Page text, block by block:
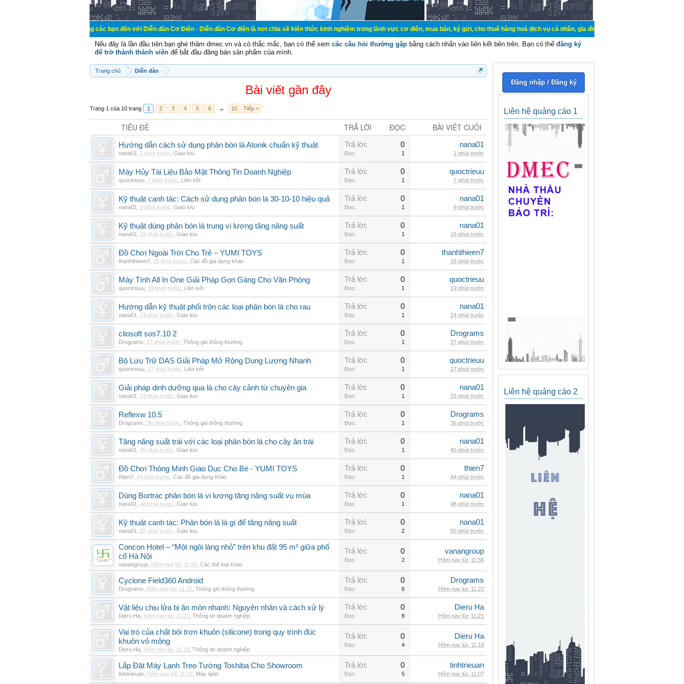
Chào mừng các bạn đến với Diễn đàn Cơ Điện - Diễn đàn Cơ điện là nơi chia sẽ kiến thức kinh nghiệm trong lãnh vực cơ điện, mua bán, ký gửi, cho thuê hàng hoá dịch vụ cá nhân, gia đình. Mua bán, ký gửi, cho thuê thiết
Nếu đây là lần đầu tiên bạn ghé thăm dmec.vn và có thắc mắc, bạn có thể xem các câu hỏi thường gặp bằng cách nhấn vào liên kết bên trên. Bạn có thể đăng ký
để trở thành thành viên để bắt đầu đăng bán sản phẩm của mình.
Trang chủ Diễn đàn
Bài viết gần đây
Trang 1 của 10 trang 1 2 3 4 5 6 → 10 Tiếp >
TIÊU ĐỀ TRẢ LỜI ĐỌC BÀI VIẾT CUỐI
Hướng dẫn cách sử dụng phân bón lá Atonik chuẩn kỹ thuật
nana01 1 phút trước Giao lưu
Trả lời: 0
Đọc: 1
nana01
1 phút trước
Máy Hủy Tài Liệu Bảo Mật Thông Tin Doanh Nghiệp
quoctrieuu 7 phút trước Liên kết
Trả lời: 0
Đọc: 1
quoctrieuu
7 phút trước
Kỹ thuật canh tác: Cách sử dụng phân bón lá 30-10-10 hiệu quả
nana01 9 phút trước Giao lưu
Trả lời: 0
Đọc: 1
nana01
9 phút trước
Kỹ thuật dùng phân bón lá trung vi lượng tăng năng suất
nana01 16 phút trước Giao lưu
Trả lời: 0
Đọc: 1
nana01
16 phút trước
Đồ Chơi Ngoài Trời Cho Trẻ – YUMI TOYS
thanhthieen7 18 phút trước Các đồ gia dụng khác
Trả lời: 0
Đọc: 1
thanhthieen7
18 phút trước
Máy Tính All In One Giải Pháp Gọn Gàng Cho Văn Phòng
quoctrieuu 19 phút trước Liên kết
Trả lời: 0
Đọc: 1
quoctrieuu
19 phút trước
Hướng dẫn kỹ thuật phối trộn các loại phân bón lá cho rau
nana01 24 phút trước Giao lưu
Trả lời: 0
Đọc: 1
nana01
24 phút trước
cliosoft sos7.10 2
Drograms 27 phút trước Thông gió thông thường
Trả lời: 0
Đọc: 1
Drograms
27 phút trước
Bộ Lưu Trữ DAS Giải Pháp Mở Rộng Dung Lượng Nhanh
quoctrieuu 27 phút trước Liên kết
Trả lời: 0
Đọc: 1
quoctrieuu
27 phút trước
Giải pháp dinh dưỡng qua lá cho cây cảnh từ chuyên gia
nana01 33 phút trước Giao lưu
Trả lời: 0
Đọc: 1
nana01
33 phút trước
Reflexw 10.5
Drograms 36 phút trước Thông gió thông thường
Trả lời: 0
Đọc: 1
Drograms
36 phút trước
Tăng năng suất trái với các loại phân bón lá cho cây ăn trái
nana01 40 phút trước Giao lưu
Trả lời: 0
Đọc: 1
nana01
40 phút trước
Đồ Chơi Thông Minh Giáo Dục Cho Bé - YUMI TOYS
thien7 44 phút trước Các đồ gia dụng khác
Trả lời: 0
Đọc: 1
thien7
44 phút trước
Dùng Bortrac phân bón lá vi lượng tăng năng suất vụ mùa
nana01 48 phút trước Giao lưu
Trả lời: 0
Đọc: 1
nana01
48 phút trước
Kỹ thuật canh tác: Phân bón lá là gì để tăng năng suất
nana01 55 phút trước Giao lưu
Trả lời: 0
Đọc: 2
nana01
55 phút trước
Concon Hotel – “Một ngôi làng nhỏ” trên khu đất 95 m² giữa phố
cổ Hà Nội
vanangroup Hôm nay lúc 11:56 Các thể loại khác
Trả lời: 0
Đọc: 2
vanangroup
Hôm nay lúc 11:56
Cyclone Field360 Android
Drograms Hôm nay lúc 11:22 Thông gió thông thường
Trả lời: 0
Đọc: 6
Drograms
Hôm nay lúc 11:22
Vật liệu chịu lửa bị ăn mòn nhanh: Nguyên nhân và cách xử lý
Dieru Ha Hôm nay lúc 11:21 Thông tin doanh nghiệp
Trả lời: 0
Đọc: 8
Dieru Ha
Hôm nay lúc 11:21
Vai trò của chất bôi trơn khuôn (silicone) trong quy trình đúc
khuôn vỏ mỏng
Dieru Ha Hôm nay lúc 11:18 Thông tin doanh nghiệp
Trả lời: 0
Đọc: 4
Dieru Ha
Hôm nay lúc 11:18
Lắp Đặt Máy Lạnh Treo Tường Toshiba Cho Showroom
tinhtrieuan Hôm nay lúc 11:07 Máy lạnh
Trả lời: 0
Đọc: 5
tinhtrieuan
Hôm nay lúc 11:07
Đăng nhập / Đăng ký
Liên hệ quảng cáo 1
Liên hệ quảng cáo 2